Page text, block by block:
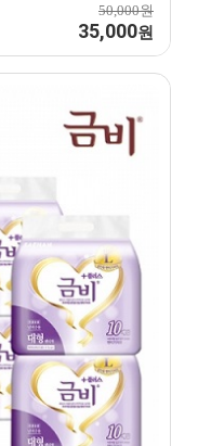
50,000원
35,000원